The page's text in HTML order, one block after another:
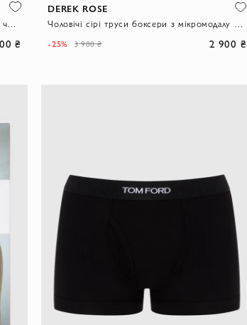
Труси боксери з бавовни та еластану сірі чоловічі.
₴
DEREK ROSE
Чоловічі сірі труси боксери з мікромодалу та еластану
-25% 3 900 ₴ 2 900 ₴